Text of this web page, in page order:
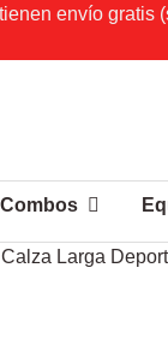
envío gratis
Combos
Larga